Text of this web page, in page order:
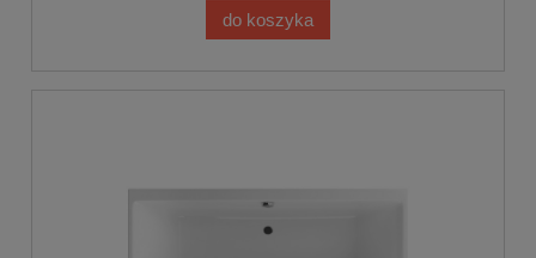
do koszyka